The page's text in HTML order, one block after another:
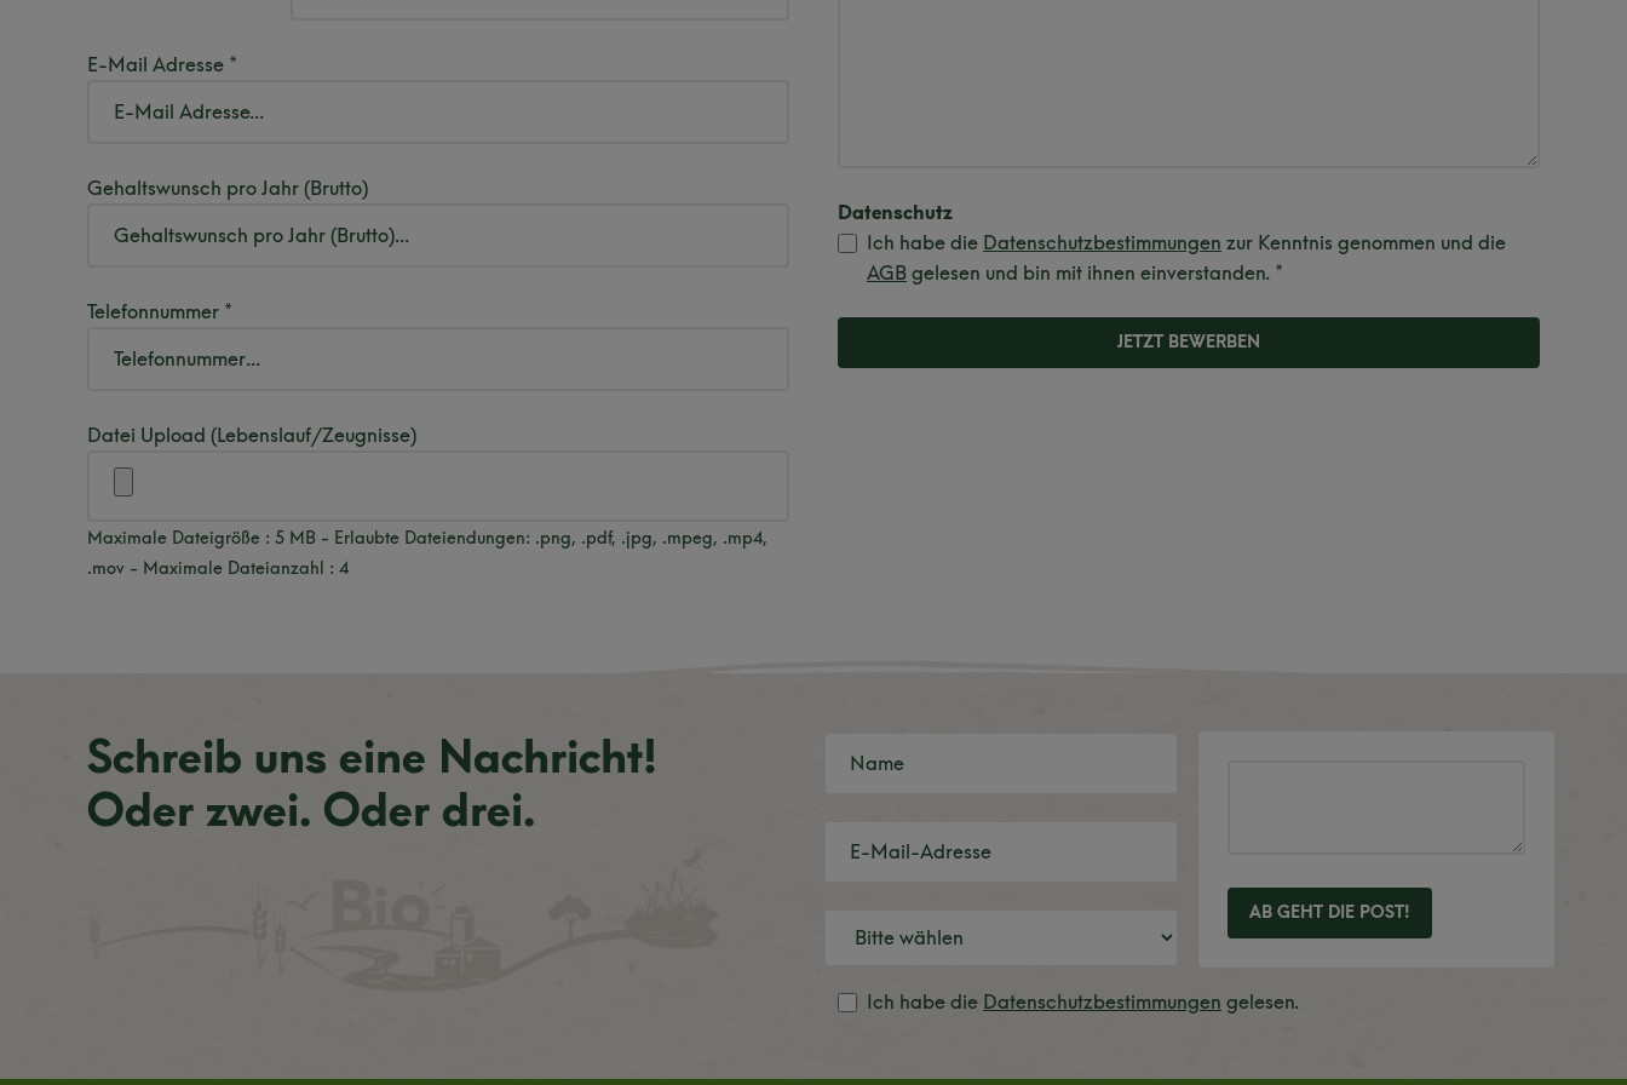
E-Mail Adresse *
Gehaltswunsch pro Jahr (Brutto)
Telefonnummer *
Datei Upload (Lebenslauf/Zeugnisse)
Maximale Dateigröße : 5 MB - Erlaubte Dateiendungen: .png, .pdf, .jpg, .mpeg, .mp4,
.mov - Maximale Dateianzahl : 4
Datenschutz
Ich habe die Datenschutzbestimmungen zur Kenntnis genommen und die
AGB gelesen und bin mit ihnen einverstanden. *
JETZT BEWERBEN
Schreib uns eine Nachricht!
Oder zwei. Oder drei.
AB GEHT DIE POST!
Ich habe die Datenschutzbestimmungen gelesen.